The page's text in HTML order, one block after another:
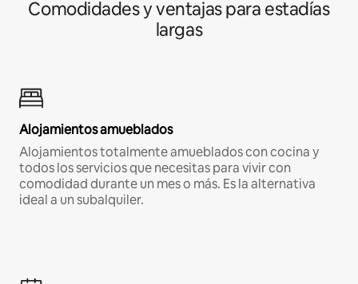
Comodidades y ventajas para estadías
largas
Alojamientos amueblados
Alojamientos totalmente amueblados con cocina y
todos los servicios que necesitas para vivir con
comodidad durante un mes o más. Es la alternativa
ideal a un subalquiler.